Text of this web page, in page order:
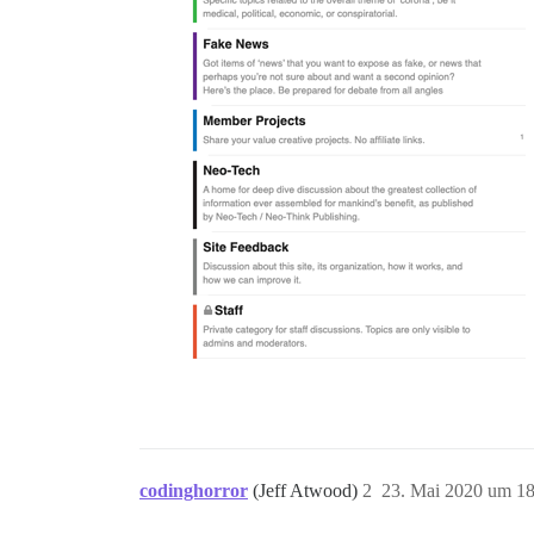
codinghorror (Jeff Atwood) 23. Mai 2020 um
2